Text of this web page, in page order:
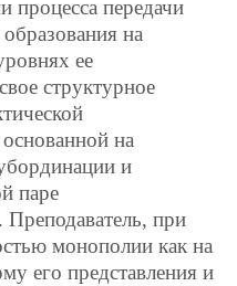
процесса передачи
на
ее
структурное
на
и
паре
при
монополии как на
его представления и